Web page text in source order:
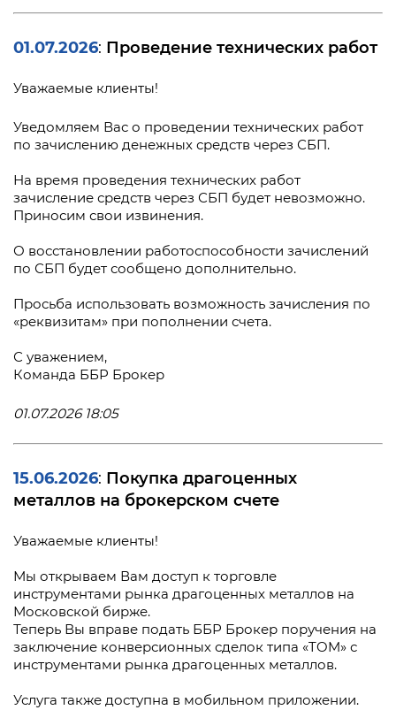
01.07.2026: Проведение технических работ
Уважаемые клиенты!
Уведомляем Вас о проведении технических работ
по зачислению денежных средств через СБП.
На время проведения технических работ
зачисление средств через СБП будет невозможно.
Приносим свои извинения.
О восстановлении работоспособности зачислений
по СБП будет сообщено дополнительно.
Просьба использовать возможность зачисления по
«реквизитам» при пополнении счета.
С уважением,
Команда ББР Брокер
01.07.2026 18:05
15.06.2026: Покупка драгоценных
металлов на брокерском счете
Уважаемые клиенты!
Мы открываем Вам доступ к торговле
инструментами рынка драгоценных металлов на
Московской бирже.
Теперь Вы вправе подать ББР Брокер поручения на
заключение конверсионных сделок типа «TOM» с
инструментами рынка драгоценных металлов.
Услуга также доступна в мобильном приложении.